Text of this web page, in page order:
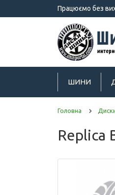
Працюємо без
ШИНИ
Головна
Replica